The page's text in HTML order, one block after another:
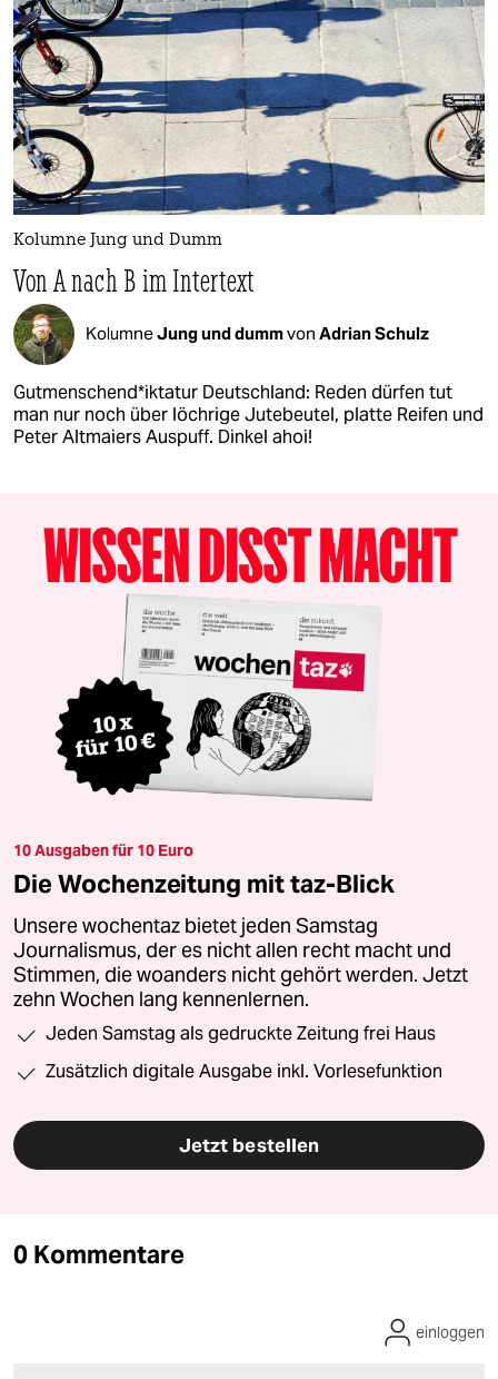
Kolumne Jung und Dumm
Von A nach B im Intertext
KolumneJung und dummvon Adrian Schulz
Gutmenschend*iktatur Deutschland: Reden dürfen tut
man nur noch über löchrige Jutebeutel, platte Reifen und
Peter Altmaiers Auspuff. Dinkel ahoi!
10 Ausgaben für 10 Euro
Die Wochenzeitung mit taz-Blick
Unsere wochentaz bietet jeden Samstag
Journalismus, der es nicht allen recht macht und
Stimmen, die woanders nicht gehört werden. Jetzt
zehn Wochen lang kennenlernen.
Jeden Samstag als gedruckte Zeitung frei Haus
Zusätzlich digitale Ausgabe inkl. Vorlesefunktion
Jetzt bestellen
0 Kommentare
einloggen